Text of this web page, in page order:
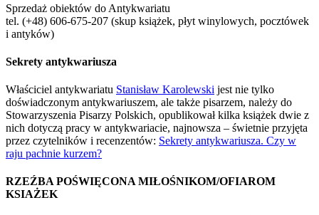
Sprzedaż obiektów do Antykwariatu
tel. (+48) 606-675-207 (skup książek, płyt winylowych, pocztówek
i antyków)
Sekrety antykwariusza
Właściciel antykwariatu Stanisław Karolewski jest nie tylko
doświadczonym antykwariuszem, ale także pisarzem, należy do
Stowarzyszenia Pisarzy Polskich, opublikował kilka książek dwie z
nich dotyczą pracy w antykwariacie, najnowsza – świetnie przyjęta
przez czytelników i recenzentów: Sekrety antykwariusza. Czy w
raju pachnie kurzem?
RZEŹBA POŚWIĘCONA MIŁOŚNIKOM/OFIAROM
KSIAŻEK